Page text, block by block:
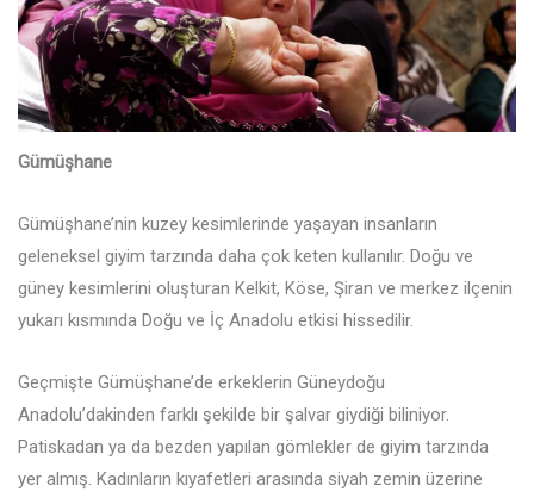
Gümüşhane
Gümüşhane’nin kuzey kesimlerinde yaşayan insanların
geleneksel giyim tarzında daha çok keten kullanılır. Doğu ve
güney kesimlerini oluşturan Kelkit, Köse, Şiran ve merkez ilçenin
yukarı kısmında Doğu ve İç Anadolu etkisi hissedilir.
Geçmişte Gümüşhane’de erkeklerin Güneydoğu
Anadolu’dakinden farklı şekilde bir şalvar giydiği biliniyor.
Patiskadan ya da bezden yapılan gömlekler de giyim tarzında
yer almış. Kadınların kıyafetleri arasında siyah zemin üzerine